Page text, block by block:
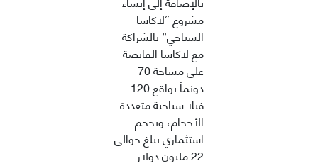
مشروع “لاكاسا
السياحي” بالشراكة
مع لاكاسا القابضة
على مساحة 70
دونماً بواقع 120
فيلا سياحية متعددة
الأحجام، وبحجم
استثماري يبلغ حوالي
22 مليون دولار.